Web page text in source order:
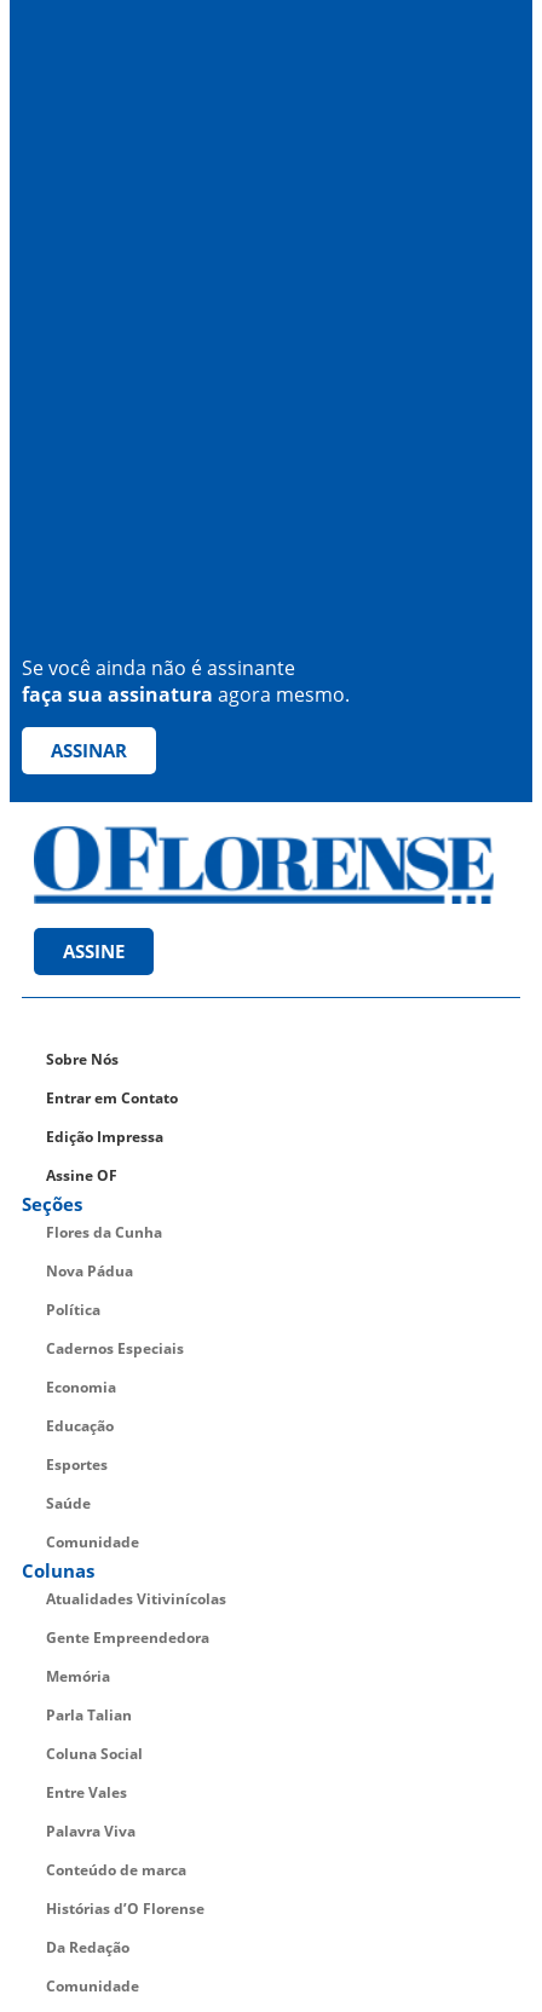
Se você ainda não é assinante
faça sua assinatura agora mesmo.
ASSINAR
ASSINE
Sobre Nós
Entrar em Contato
Edição Impressa
Assine OF
Seções
Flores da Cunha
Nova Pádua
Política
Cadernos Especiais
Economia
Educação
Esportes
Saúde
Comunidade
Colunas
Atualidades Vitivinícolas
Gente Empreendedora
Memória
Parla Talian
Coluna Social
Entre Vales
Palavra Viva
Conteúdo de marca
Histórias d’O Florense
Da Redação
Comunidade